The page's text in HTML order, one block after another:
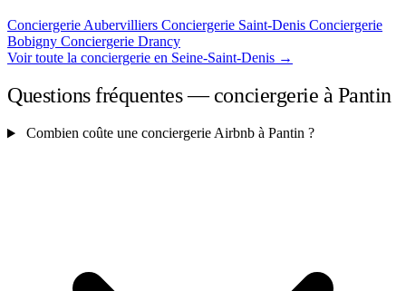
Conciergerie Aubervilliers Conciergerie Saint-Denis Conciergerie
Bobigny Conciergerie Drancy
Voir toute la conciergerie en Seine-Saint-Denis →
Questions fréquentes — conciergerie à Pantin
Combien coûte une conciergerie Airbnb à Pantin ?